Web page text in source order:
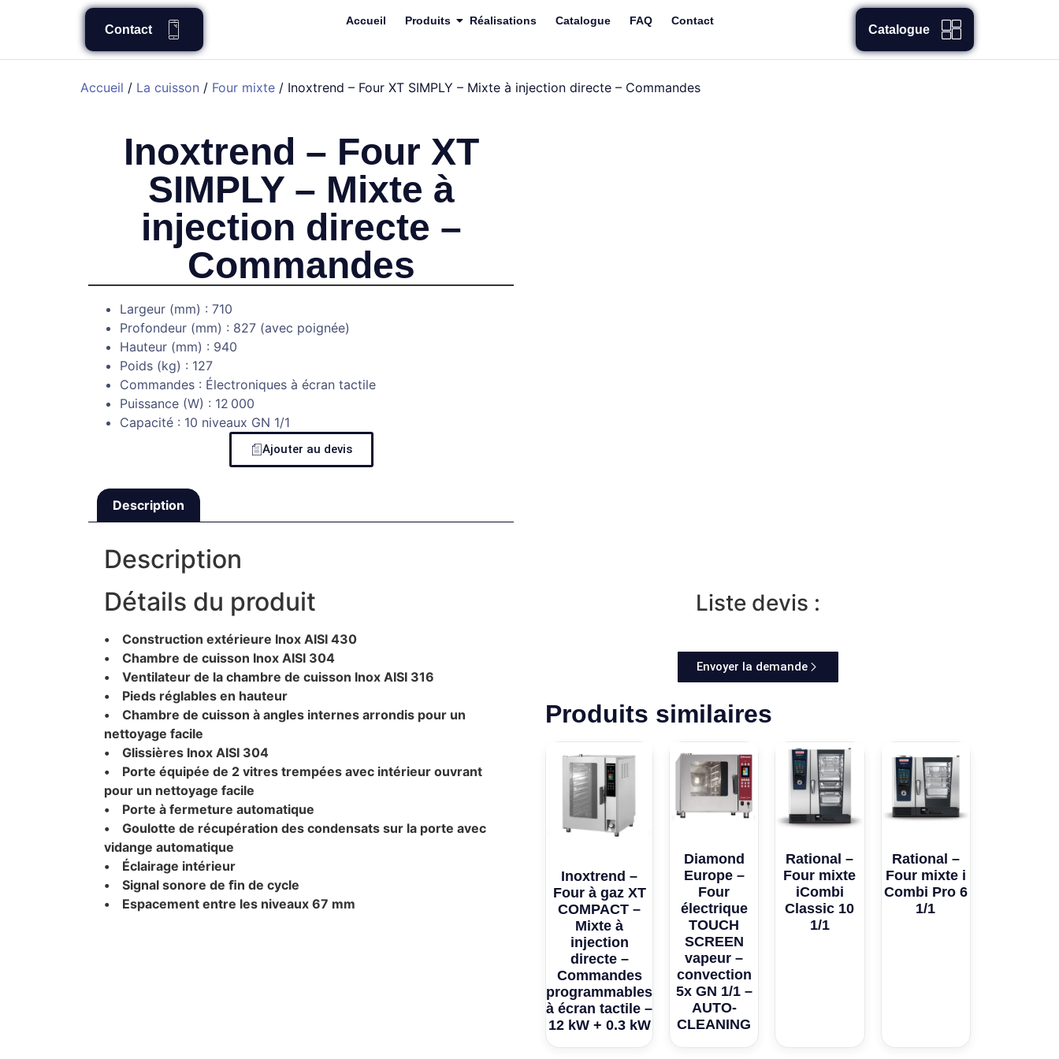
Contact
Accueil Produits Réalisations Catalogue FAQ Contact
Catalogue
Accueil / La cuisson / Four mixte / Inoxtrend – Four XT SIMPLY – Mixte à injection directe – Commandes
Inoxtrend – Four XT
SIMPLY – Mixte à
injection directe –
Commandes
Largeur (mm) : 710
Profondeur (mm) : 827 (avec poignée)
Hauteur (mm) : 940
Poids (kg) : 127
Commandes : Électroniques à écran tactile
Puissance (W) : 12 000
Capacité : 10 niveaux GN 1/1
Ajouter au devis
Description
Description
Détails du produit
• Construction extérieure Inox AISI 430
• Chambre de cuisson Inox AISI 304
• Ventilateur de la chambre de cuisson Inox AISI 316
• Pieds réglables en hauteur
• Chambre de cuisson à angles internes arrondis pour un
nettoyage facile
• Glissières Inox AISI 304
• Porte équipée de 2 vitres trempées avec intérieur ouvrant
pour un nettoyage facile
• Porte à fermeture automatique
• Goulotte de récupération des condensats sur la porte avec
vidange automatique
• Éclairage intérieur
• Signal sonore de ﬁn de cycle
• Espacement entre les niveaux 67 mm
Liste devis :
Envoyer la demande
Produits similaires
Inoxtrend –
Four à gaz XT
COMPACT –
Mixte à
injection
directe –
Commandes
programmables
à écran tactile –
12 kW + 0.3 kW
Diamond
Europe –
Four
électrique
TOUCH
SCREEN
vapeur –
convection
5x GN 1/1 –
AUTO-
CLEANING
Rational –
Four mixte
iCombi
Classic 10
1/1
Rational –
Four mixte i
Combi Pro 6
1/1